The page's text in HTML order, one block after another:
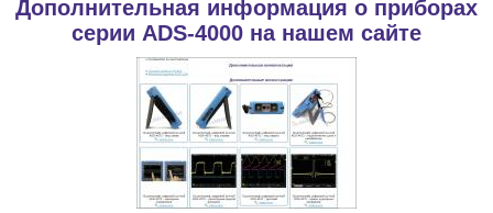
Дополнительная информация о приборах
серии ADS-4000 на нашем сайте